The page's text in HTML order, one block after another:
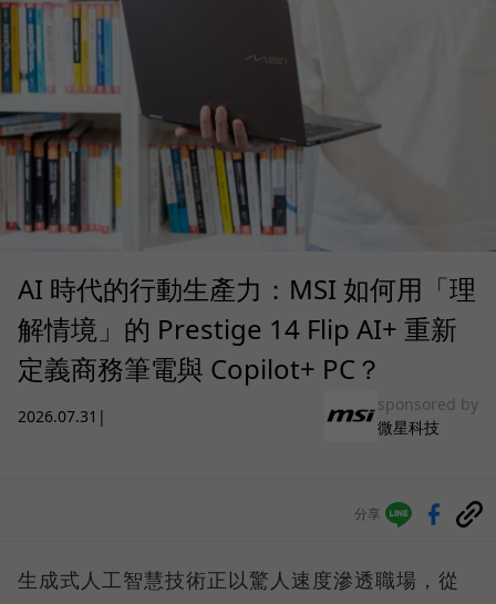
AI 時代的行動生產力：MSI 如何用「理
解情境」的 Prestige 14 Flip AI+ 重新
定義商務筆電與 Copilot+ PC？
2026.07.31 |
sponsored by
微星科技
分享
生成式人工智慧技術正以驚人速度滲透職場，從